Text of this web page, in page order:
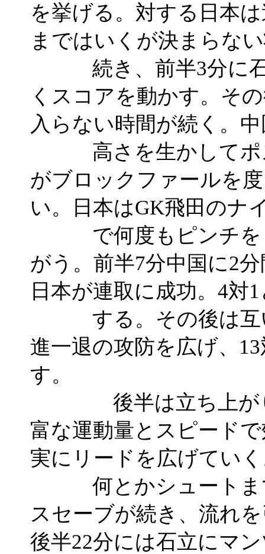
を挙げる。対する日本
まではいくが決まらな
続き、前半3分に石
くスコアを動かす。そ
入らない時間が続く。
高さを生かしてポス
がブロックファールを
い。日本はGK飛田のナ
で何度もピンチをし
がう。前半7分中国に2
日本が連取に成功。4対
する。その後は互い
進一退の攻防を広げ、
す。
後半は立ち上がり
富な運動量とスピード
実にリードを広げてい
何とかシュートまで
スセーブが続き、流れ
後半22分には石立にマ